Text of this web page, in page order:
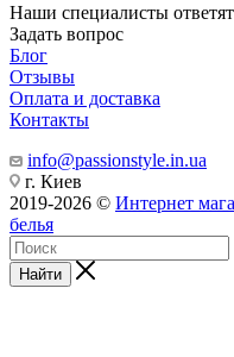
Наши специалисты
Задать вопрос
Блог
Отзывы
Оплата и доставка
Контакты
info@passionstyle.in.ua
г. Киев
2019-2026 © Интернет
белья
Найти